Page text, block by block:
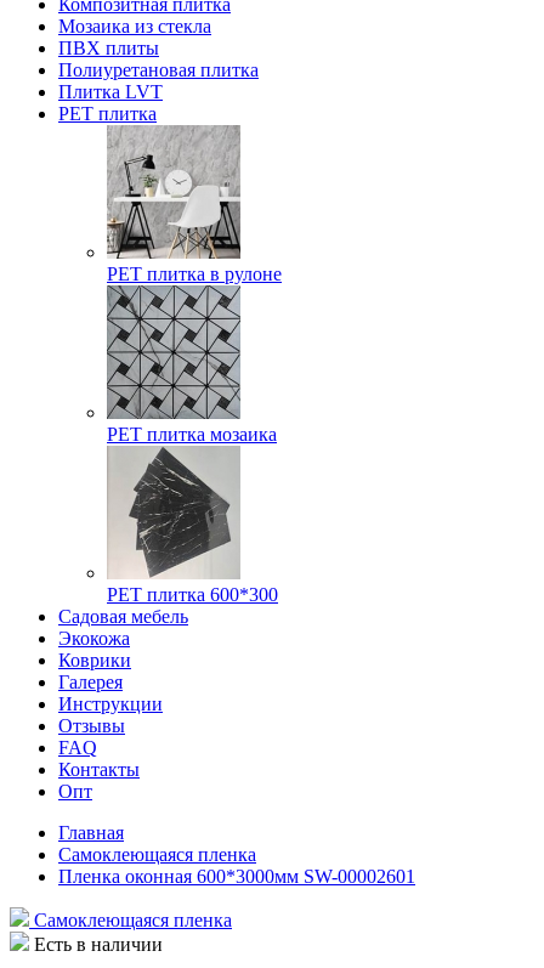
Композитная плитка
Мозаика из стекла
ПВХ плиты
Полиуретановая плитка
Плитка LVT
РЕТ плитка
РЕТ плитка в рулоне
РЕТ плитка мозаика
РЕТ плитка 600*300
Садовая мебель
Экокожа
Коврики
Галерея
Инструкции
Отзывы
FAQ
Контакты
Опт
Главная
Самоклеющаяся пленка
Пленка оконная 600*3000мм SW-00002601
Самоклеющаяся пленка
Есть в наличии